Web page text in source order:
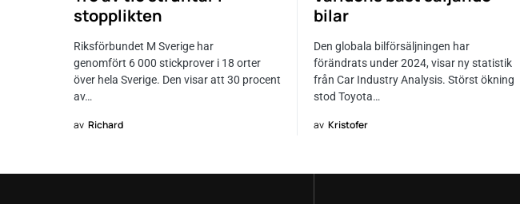
stopplikten
Riksförbundet M Sverige har
genomfört 6 000 stickprover i 18 orter
över hela Sverige. Den visar att 30 procent
av…
av Richard
bilar
Den globala bilförsäljningen har
förändrats under 2024, visar ny statistik
från Car Industry Analysis. Störst ökning
stod Toyota…
av Kristofer